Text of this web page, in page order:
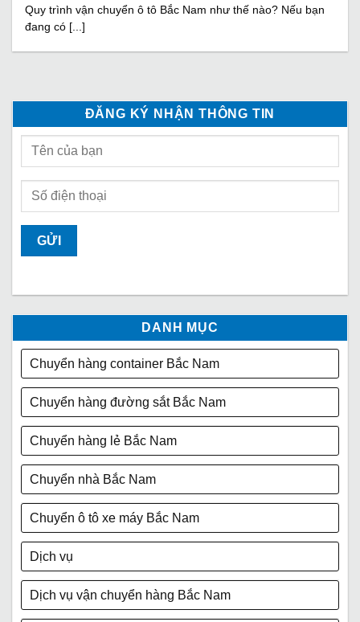
Quy trình vận chuyển ô tô Bắc Nam như thế nào? Nếu bạn
đang có [...]
ĐĂNG KÝ NHẬN THÔNG TIN
DANH MỤC
Chuyển hàng container Bắc Nam
Chuyển hàng đường sắt Bắc Nam
Chuyển hàng lẻ Bắc Nam
Chuyển nhà Bắc Nam
Chuyển ô tô xe máy Bắc Nam
Dịch vụ
Dịch vụ vận chuyển hàng Bắc Nam